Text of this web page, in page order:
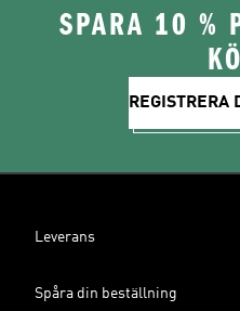
SPARA 10 %
REGISTRERA
Leverans
Spåra din beställning